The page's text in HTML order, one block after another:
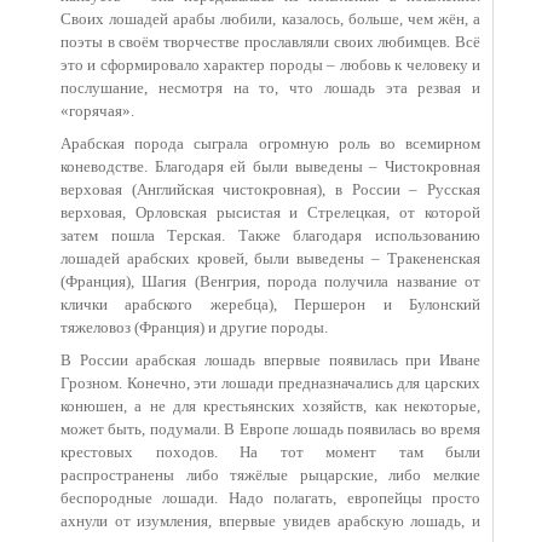
Своих лошадей арабы любили, казалось, больше, чем жён, а
поэты в своём творчестве прославляли своих любимцев. Всё
это и сформировало характер породы – любовь к человеку и
послушание, несмотря на то, что лошадь эта резвая и
«горячая».
Арабская порода сыграла огромную роль во всемирном
коневодстве. Благодаря ей были выведены – Чистокровная
верховая (Английская чистокровная), в России – Русская
верховая, Орловская рысистая и Стрелецкая, от которой
затем пошла Терская. Также благодаря использованию
лошадей арабских кровей, были выведены – Тракененская
(Франция), Шагия (Венгрия, порода получила название от
клички арабского жеребца), Першерон и Булонский
тяжеловоз (Франция) и другие породы.
В России арабская лошадь впервые появилась при Иване
Грозном. Конечно, эти лошади предназначались для царских
конюшен, а не для крестьянских хозяйств, как некоторые,
может быть, подумали. В Европе лошадь появилась во время
крестовых походов. На тот момент там были
распространены либо тяжёлые рыцарские, либо мелкие
беспородные лошади. Надо полагать, европейцы просто
ахнули от изумления, впервые увидев арабскую лошадь, и